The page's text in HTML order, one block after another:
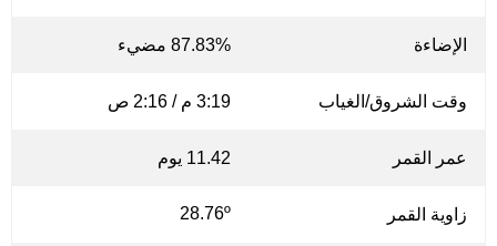
الإضاءة 87.83% مضيء
وقت الشروق/الغياب 3:19 م / 2:16 ص
عمر القمر 11.42 يوم
زاوية القمر 28.76º